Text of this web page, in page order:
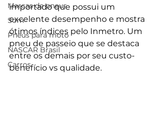
Marcas de pneus
Som
Pneus para moto
NASCAR Brasil
Carros
importado que possui um
excelente desempenho e mostra
ótimos índices pelo Inmetro. Um
pneu de passeio que se destaca
entre os demais por seu custo-
benefício vs qualidade.